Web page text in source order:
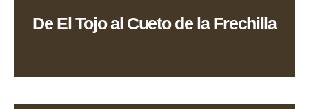
De El Tojo al Cueto de la Frechilla